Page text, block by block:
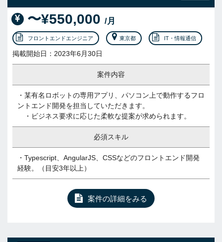
〜¥550,000 /月
フロントエンドエンジニア 東京都 IT・情報通信
掲載開始日：2023年6月30日
案件内容
・某有名ロボットの専用アプリ、パソコン上で動作するフロ
ントエンド開発を担当していただきます。
・ビジネス要求に応じた柔軟な提案が求められます。
必須スキル
・Typescript、AngularJS、CSSなどのフロントエンド開発
経験。（目安3年以上）
案件の詳細をみる